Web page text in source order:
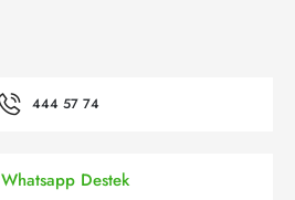
444 57 74
Whatsapp Destek